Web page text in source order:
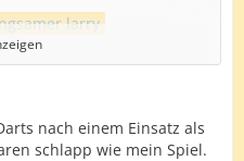
larry
statistics/1/8
Seiten, aber wie
nach einem Einsatz als
schlapp wie mein Spiel.